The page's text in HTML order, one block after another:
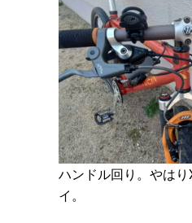
ハンドル回り。やはり
イ。